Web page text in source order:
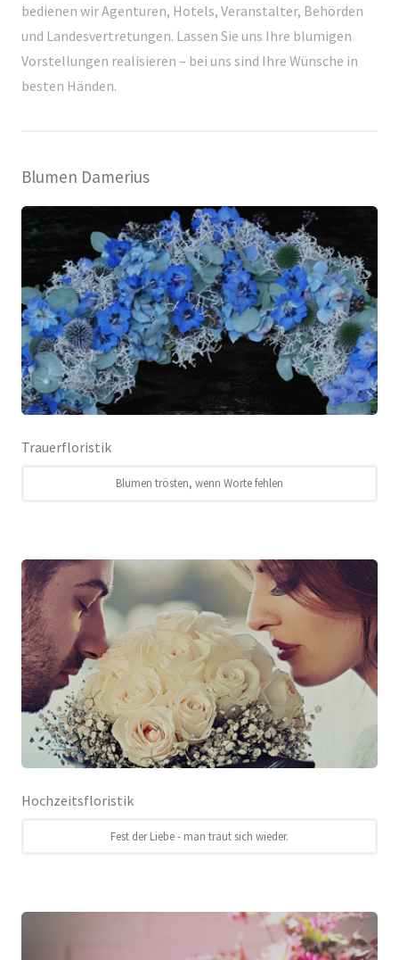
bedienen wir Agenturen, Hotels, Veranstalter, Behörden
und Landesvertretungen. Lassen Sie uns Ihre blumigen
Vorstellungen realisieren – bei uns sind Ihre Wünsche in
besten Händen.
Blumen Damerius
Trauerfloristik
Blumen trösten, wenn Worte fehlen
Hochzeitsfloristik
Fest der Liebe - man traut sich wieder.